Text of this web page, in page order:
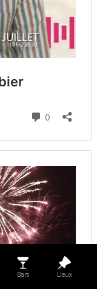
Bars Lieux